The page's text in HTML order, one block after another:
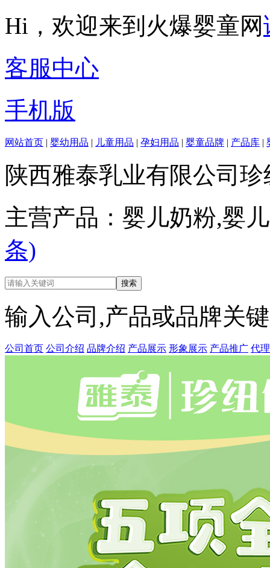
Hi，欢迎来到火爆婴童网
客服中心
手机版
网站首页 | 婴幼用品 | 儿童用品 | 孕妇用品 | 婴童品牌 | 产品库 |
陕西雅泰乳业有限公司
主营产品：婴儿奶粉,婴
条)
输入公司,产品或品牌关
公司首页 公司介绍 品牌介绍 产品展示 形象展示 产品推广 代